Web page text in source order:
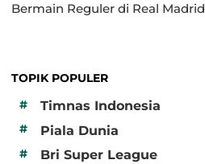
Bermain Reguler di Real Madrid
TOPIK POPULER
#
Timnas Indonesia
# Piala Dunia
# Bri Super League